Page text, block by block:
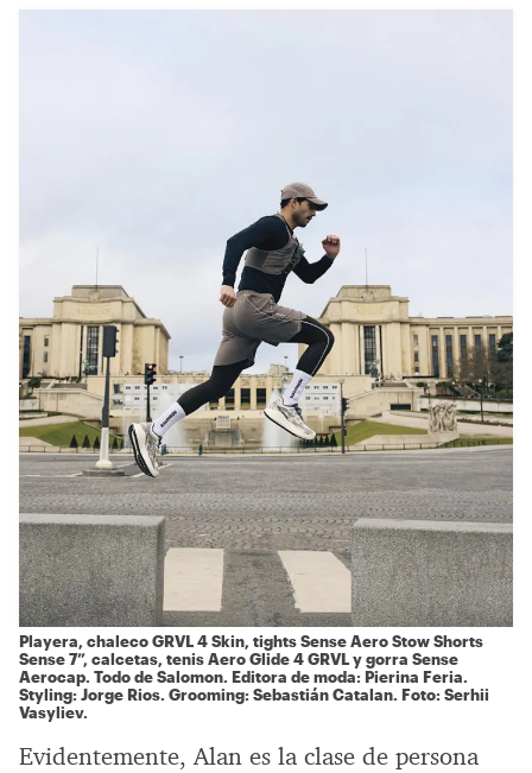
Playera, chaleco GRVL 4 Skin, tights Sense Aero Stow Shorts
Sense 7”, calcetas, tenis Aero Glide 4 GRVL y gorra Sense
Aerocap. Todo de Salomon. Editora de moda: Pierina Feria.
Styling: Jorge Rios. Grooming: Sebastián Catalan. Foto: Serhii
Vasyliev.
Evidentemente, Alan es la clase de persona